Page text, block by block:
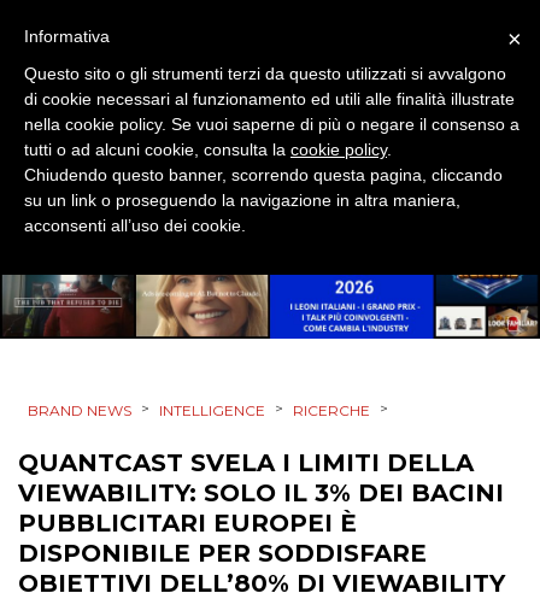
RICERCHE
PREVISIONI/SCENARI
NORMATIVE
TREND
OPINIONI
BRAND NEWS > INTELLIGENCE > RICERCHE >
QUANTCAST SVELA I LIMITI DELLA
VIEWABILITY: SOLO IL 3% DEI BACINI
PUBBLICITARI EUROPEI È
DISPONIBILE PER SODDISFARE
OBIETTIVI DELL’80% DI VIEWABILITY
×
Informativa
Questo sito o gli strumenti terzi da questo utilizzati si avvalgono
di cookie necessari al funzionamento ed utili alle finalità illustrate
nella cookie policy. Se vuoi saperne di più o negare il consenso a
tutti o ad alcuni cookie, consulta la cookie policy.
Chiudendo questo banner, scorrendo questa pagina, cliccando
su un link o proseguendo la navigazione in altra maniera,
acconsenti all’uso dei cookie.